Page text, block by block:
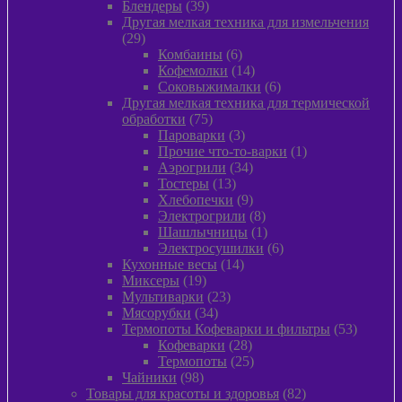
Блендеры 3939
товаров
Другая мелкая техника для измельчения
2929
товаров
Комбаины 66
товаров
Кофемолки 1414
товаров
Соковыжималки 66
товаров
Другая мелкая техника для термической
обработки
7575
товаров
Пароварки 33
товара
Прочие что-то-варки 11
Аэрогрили 3434
Тостеры 1313
товаров
Хлебопечки 99
товаров
Электрогрили 88
товаров
Шашлычницы 11
товар
Электросушилки 66
Кухонные весы 1414
Миксеры 1919
товаров
Мультиварки 2323
Мясорубки 3434
товара
Термопоты Кофеварки и фильтры 5353
Кофеварки 2828
товаров
Термопоты 2525
Чайники 9898
товаров
Товары для красоты и здоровья 8282